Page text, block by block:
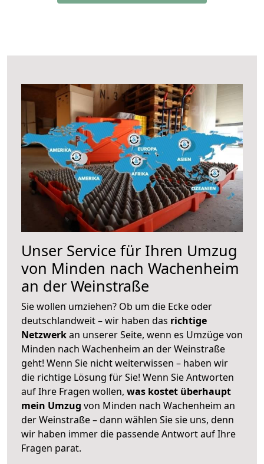
Unser Service für Ihren Umzug
von Minden nach Wachenheim
an der Weinstraße
Sie wollen umziehen? Ob um die Ecke oder
deutschlandweit – wir haben das richtige
Netzwerkan unserer Seite, wenn es Umzüge von
Minden nach Wachenheim an der Weinstraße
geht! Wenn Sie nicht weiterwissen – haben wir
die richtige Lösung für Sie! Wenn Sie Antworten
auf Ihre Fragen wollen, was kostet überhaupt
mein Umzug von Minden nach Wachenheim an
der Weinstraße – dann wählen Sie sie uns, denn
wir haben immer die passende Antwort auf Ihre
Fragen parat.